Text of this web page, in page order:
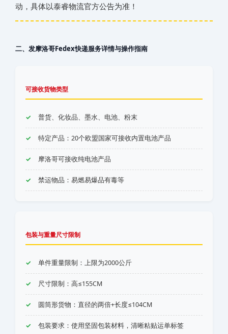
动，具体以泰睿物流官方公告为准！
二、发‌‌‌摩洛哥‌‌‌‌‌‌‌‌‌‌‌‌‌‌Fedex快递服务详情与操作指南
可接收货物类型
普货、化妆品、墨水、电池、粉末
特定产品：20个欧盟国家可接收内置电池产品
‌‌‌摩洛哥‌‌‌‌‌‌‌‌‌‌‌‌‌‌可接收纯电池产品
禁运物品：易燃易爆品有毒等
包装与重量尺寸限制
单件重量限制：上限为2000公斤
尺寸限制：高≤155CM
圆筒形货物：直径的两倍+长度≤104CM
包装要求：使用坚固包装材料，清晰粘贴运单标签